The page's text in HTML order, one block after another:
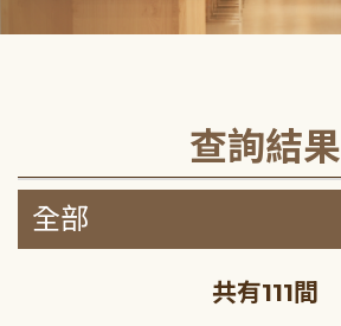
查詢結果
共有111間